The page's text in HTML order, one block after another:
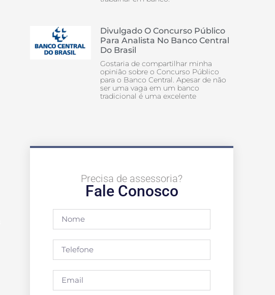
Divulgado O Concurso Público
Para Analista No Banco Central
Do Brasil
Gostaria de compartilhar minha
opinião sobre o Concurso Público
para o Banco Central. Apesar de não
ser uma vaga em um banco
tradicional é uma excelente
Precisa de assessoria?
Fale Conosco